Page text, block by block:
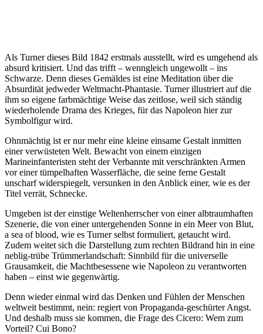
Als Turner dieses Bild 1842 erstmals ausstellt, wird es umgehend als
absurd kritisiert. Und das trifft – wenngleich ungewollt – ins
Schwarze. Denn dieses Gemäldes ist eine Meditation über die
Absurdität jedweder Weltmacht-Phantasie. Turner illustriert auf die
ihm so eigene farbmächtige Weise das zeitlose, weil sich ständig
wiederholende Drama des Krieges, für das Napoleon hier zur
Symbolfigur wird.
Ohnmächtig ist er nur mehr eine kleine einsame Gestalt inmitten
einer verwüsteten Welt. Bewacht von einem einzigen
Marineinfanteristen steht der Verbannte mit verschränkten Armen
vor einer tümpelhaften Wasserfläche, die seine ferne Gestalt
unscharf widerspiegelt, versunken in den Anblick einer, wie es der
Titel verrät, Schnecke.
Umgeben ist der einstige Weltenherrscher von einer albtraumhaften
Szenerie, die von einer untergehenden Sonne in ein Meer von Blut,
a sea of blood, wie es Turner selbst formuliert, getaucht wird.
Zudem weitet sich die Darstellung zum rechten Bildrand hin in eine
neblig-trübe Trümmerlandschaft: Sinnbild für die universelle
Grausamkeit, die Machtbesessene wie Napoleon zu verantworten
haben – einst wie gegenwärtig.
Denn wieder einmal wird das Denken und Fühlen der Menschen
weltweit bestimmt, nein: regiert von Propaganda-geschürter Angst.
Und deshalb muss sie kommen, die Frage des Cicero: Wem zum
Vorteil? Cui Bono?